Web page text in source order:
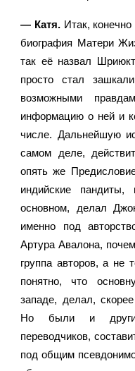
— Катя. Итак,
биография Матери
так её назвал
просто стал
возможными
информацию о ней и
числе. Дальнейшую
самом деле,
опять же
индийские
основном, делал
именно под
Артура Авалона,
группа авторов, а не
понятно, что
западе, делал,
Но были и
переводчиков,
под общим